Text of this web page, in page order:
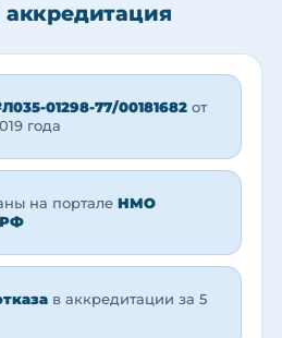
01298-77/00181682 от
года
на портале НМО
РФ
в аккредитации за 5